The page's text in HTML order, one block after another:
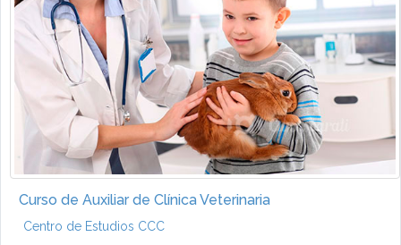
Curso de Auxiliar de Clínica Veterinaria
Centro de Estudios CCC